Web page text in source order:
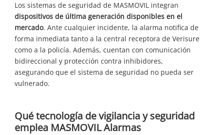
Los sistemas de seguridad de MASMOVIL integran
dispositivos de última generación disponibles en el
mercado. Ante cualquier incidente, la alarma notifica de
forma inmediata tanto a la central receptora de Verisure
como a la policía. Además, cuentan con comunicación
bidireccional y protección contra inhibidores,
asegurando que el sistema de seguridad no pueda ser
vulnerado.
Qué tecnología de vigilancia y seguridad
emplea MASMOVIL Alarmas